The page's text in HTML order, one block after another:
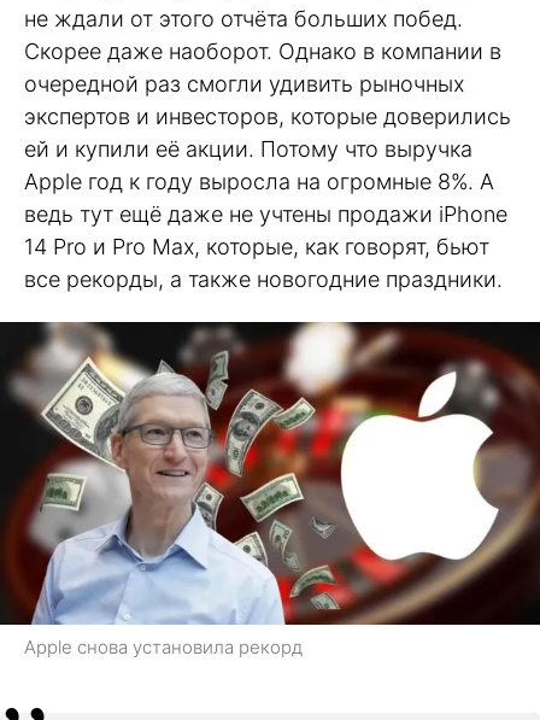
не ждали от этого отчёта больших побед.
Скорее даже наоборот. Однако в компании в
очередной раз смогли удивить рыночных
экспертов и инвесторов, которые доверились
ей и купили её акции. Потому что выручка
Apple год к году выросла на огромные 8%. А
ведь тут ещё даже не учтены продажи iPhone
14 Pro и Pro Max, которые, как говорят, бьют
все рекорды, а также новогодние праздники.
Apple снова установила рекорд